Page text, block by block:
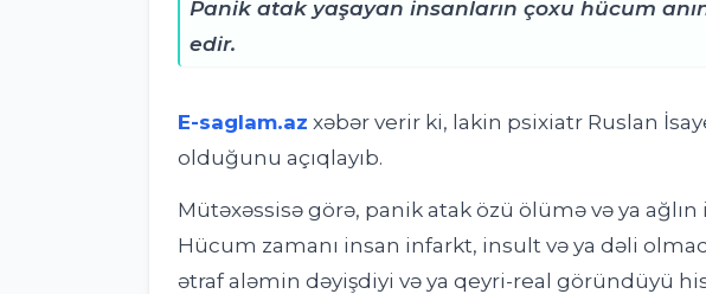
Panik atak yaşayan insanların çoxu hücum
edir.
E-saglam.az xəbər verir ki, lakin psixiatr Ruslan
olduğunu açıqlayıb.
Mütəxəssisə görə, panik atak özü ölümə və ya
Hücum zamanı insan infarkt, insult və ya dəli
ətraf aləmin dəyişdiyi və ya qeyri-real göründüyü